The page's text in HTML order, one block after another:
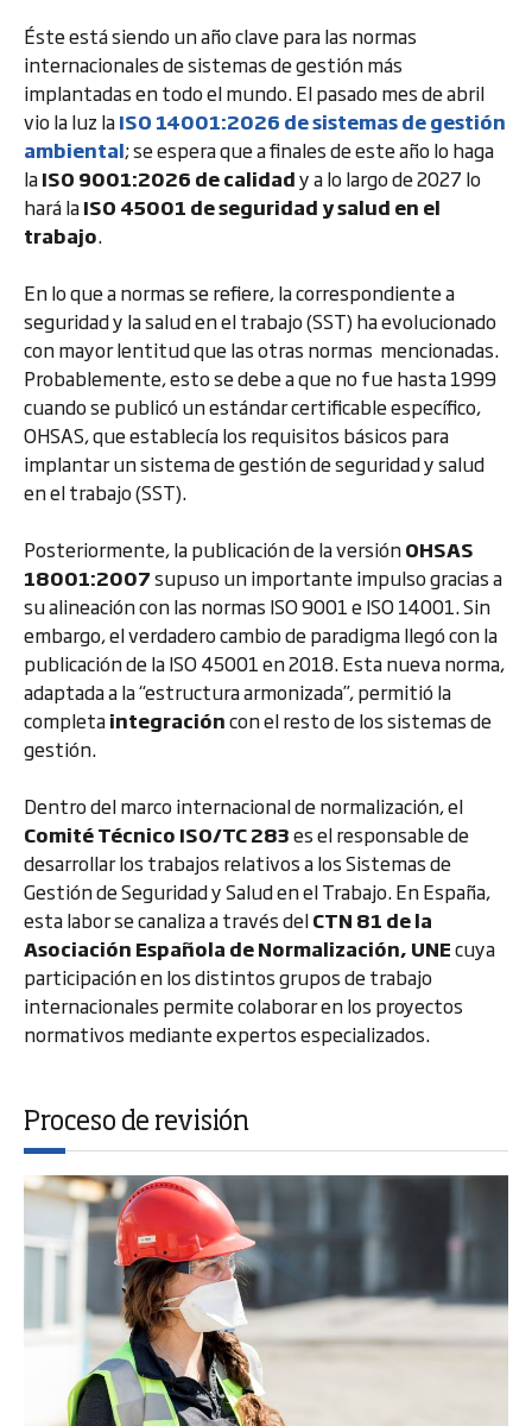
Éste está siendo un año clave para las normas
internacionales de sistemas de gestión más
implantadas en todo el mundo. El pasado mes de abril
vio la luz laISO 14001:2026 de sistemas de gestión
ambiental; se espera que a finales de este año lo haga
laISO 9001:2026 de calidady a lo largo de 2027 lo
hará laISO 45001 de seguridad y salud en el
trabajo.
En lo que a normas se refiere, la correspondiente a
seguridad y la salud en el trabajo (SST) ha evolucionado
con mayor lentitud que las otras normas mencionadas.
Probablemente, esto se debe a que no fue hasta 1999
cuando se publicó un estándar certificable específico,
OHSAS, que establecía los requisitos básicos para
implantar un sistema de gestión de seguridad y salud
en el trabajo (SST).
Posteriormente, la publicación de la versiónOHSAS
18001:2007supuso un importante impulso gracias a
su alineación con las normas ISO 9001 e ISO 14001. Sin
embargo, el verdadero cambio de paradigma llegó con la
publicación de la ISO 45001 en 2018. Esta nueva norma,
adaptada a la “estructura armonizada”, permitió la
completaintegracióncon el resto de los sistemas de
gestión.
Dentro del marco internacional de normalización, el
Comité Técnico ISO/TC 283es el responsable de
desarrollar los trabajos relativos a los Sistemas de
Gestión de Seguridad y Salud en el Trabajo. En España,
esta labor se canaliza a través delCTN 81 de la
Asociación Española de Normalización, UNEcuya
participación en los distintos grupos de trabajo
internacionales permite colaborar en los proyectos
normativos mediante expertos especializados.
Proceso de revisión